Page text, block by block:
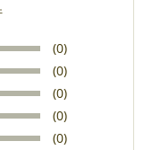
(0)
(0)
(0)
(0)
(0)